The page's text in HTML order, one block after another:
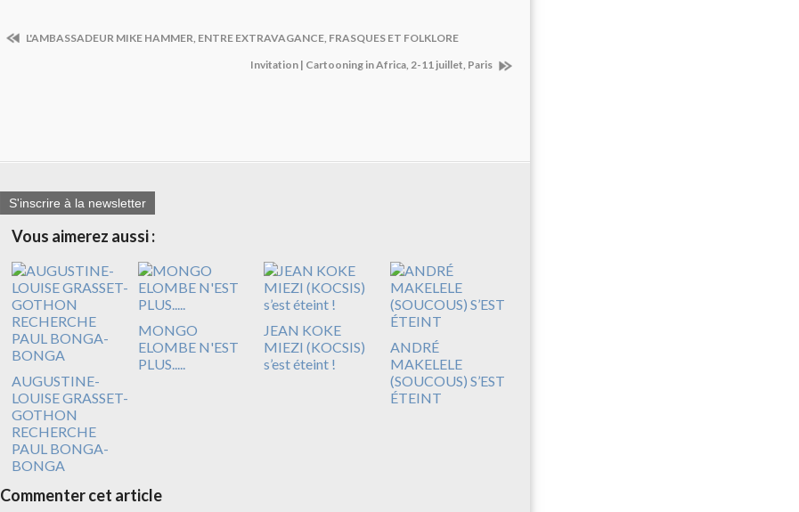
L'AMBASSADEUR MIKE HAMMER, ENTRE EXTRAVAGANCE, FRASQUES ET FOLKLORE
Invitation | Cartooning in Africa, 2-11 juillet, Paris
S'inscrire à la newsletter
Vous aimerez aussi :
AUGUSTINE-
LOUISE GRASSET-
GOTHON
RECHERCHE
PAUL BONGA-
BONGA
MONGO
ELOMBE N'EST
PLUS.....
JEAN KOKE
MIEZI (KOCSIS)
s’est éteint !
ANDRÉ
MAKELELE
(SOUCOUS) S’EST
ÉTEINT
Commenter cet article